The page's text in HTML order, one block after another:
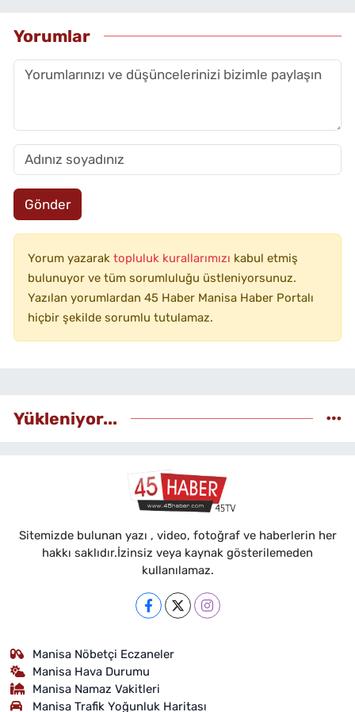
Yorumlar
Gönder
Yorum yazarak topluluk kurallarımızı kabul etmiş
bulunuyor ve tüm sorumluluğu üstleniyorsunuz.
Yazılan yorumlardan 45 Haber Manisa Haber Portalı
hiçbir şekilde sorumlu tutulamaz.
Yükleniyor...
Sitemizde bulunan yazı , video, fotoğraf ve haberlerin her
hakkı saklıdır.İzinsiz veya kaynak gösterilemeden
kullanılamaz.
Manisa Nöbetçi Eczaneler
Manisa Hava Durumu
Manisa Namaz Vakitleri
Manisa Trafik Yoğunluk Haritası